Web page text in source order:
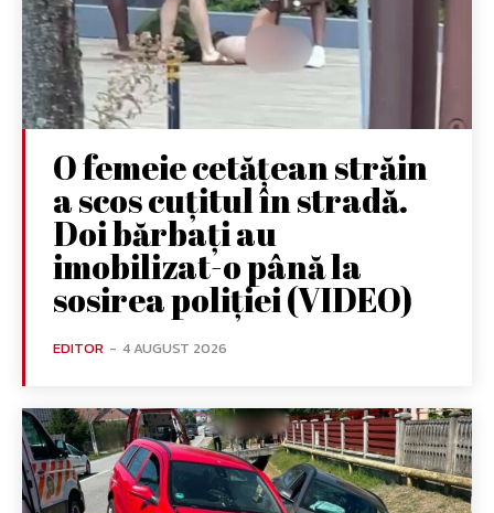
O femeie cetățean străin
a scos cuțitul în stradă.
Doi bărbați au
imobilizat-o până la
sosirea poliției (VIDEO)
EDITOR - 4 AUGUST 2026